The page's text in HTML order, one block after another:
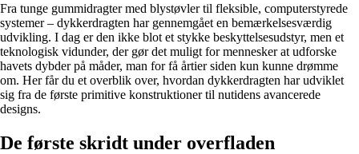
Fra tunge gummidragter med blystøvler til fleksible, computerstyrede
systemer – dykkerdragten har gennemgået en bemærkelsesværdig
udvikling. I dag er den ikke blot et stykke beskyttelsesudstyr, men et
teknologisk vidunder, der gør det muligt for mennesker at udforske
havets dybder på måder, man for få årtier siden kun kunne drømme
om. Her får du et overblik over, hvordan dykkerdragten har udviklet
sig fra de første primitive konstruktioner til nutidens avancerede
designs.
De første skridt under overfladen